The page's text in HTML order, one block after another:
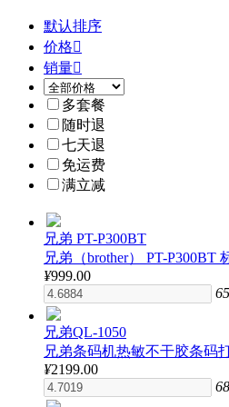
默认排序
价格
销量
多套餐
随时退
七天退
免运费
满立减
兄弟 PT-P300BT
兄弟（brother） PT-
¥999.00
兄弟QL-1050
兄弟条码机热敏不干胶条码
¥2199.00